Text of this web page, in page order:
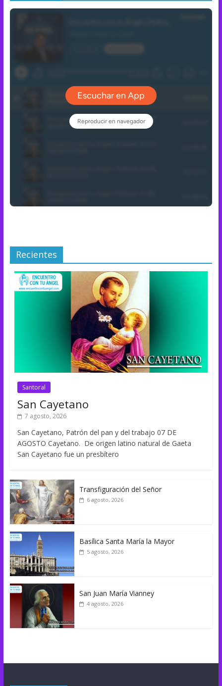
Recientes
Santoral
San Cayetano
7 agosto, 2026
San Cayetano, Patrón del pan y del trabajo 07 DE
AGOSTO Cayetano. De origen latino natural de Gaeta
San Cayetano fue un presbítero
Transfiguración del Señor
6 agosto, 2026
Basílica Santa María la Mayor
5 agosto, 2026
San Juan María Vianney
4 agosto, 2026